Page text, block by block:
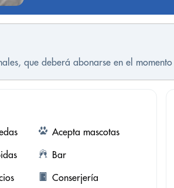
que deberá abonarse en el momento
Acepta mascotas
Bar
Conserjería